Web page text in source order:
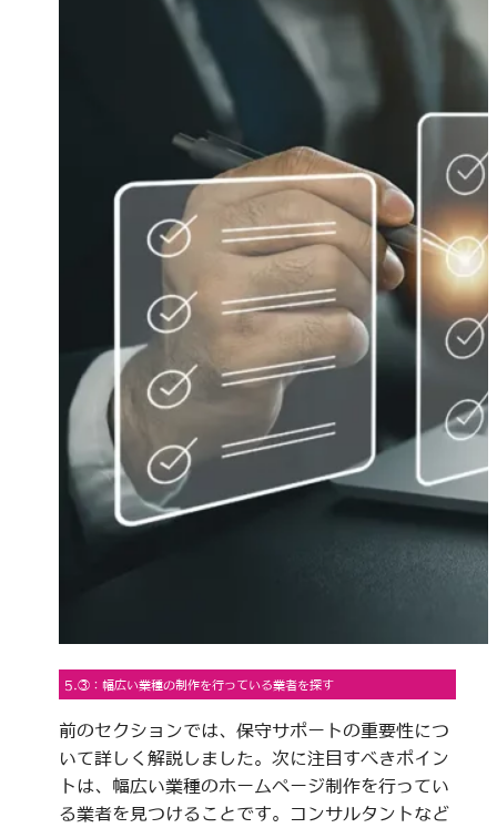
5.③：幅広い業種の制作を行っている業者を探す
前のセクションでは、保守サポートの重要性につ
いて詳しく解説しました。次に注目すべきポイン
トは、幅広い業種のホームページ制作を行ってい
る業者を見つけることです。コンサルタントなど